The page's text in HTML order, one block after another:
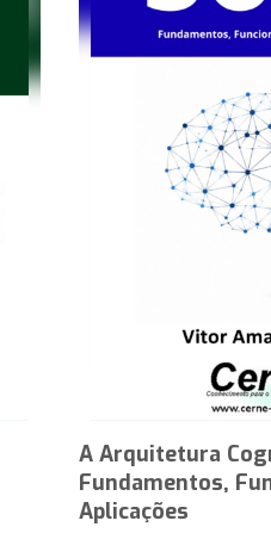
A Arquitetura
Fundamentos,
Aplicações